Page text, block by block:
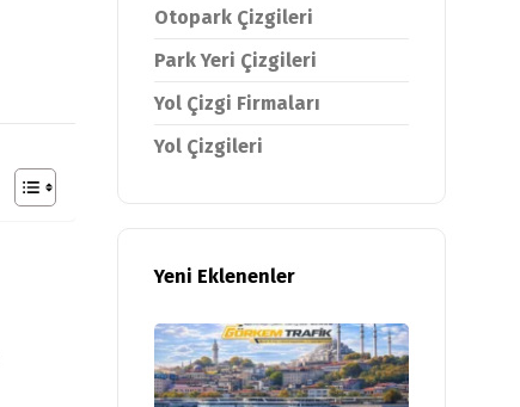
Otopark Çizgileri
Park Yeri Çizgileri
Yol Çizgi Firmaları
Yol Çizgileri
Yeni Eklenenler